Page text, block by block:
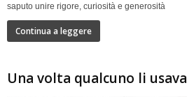
saputo unire rigore, curiosità e generosità
Continua a leggere
Una volta qualcuno li usava